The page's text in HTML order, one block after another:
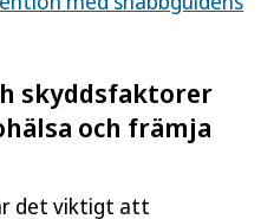
skyddsfaktorer
och främja
det viktigt att